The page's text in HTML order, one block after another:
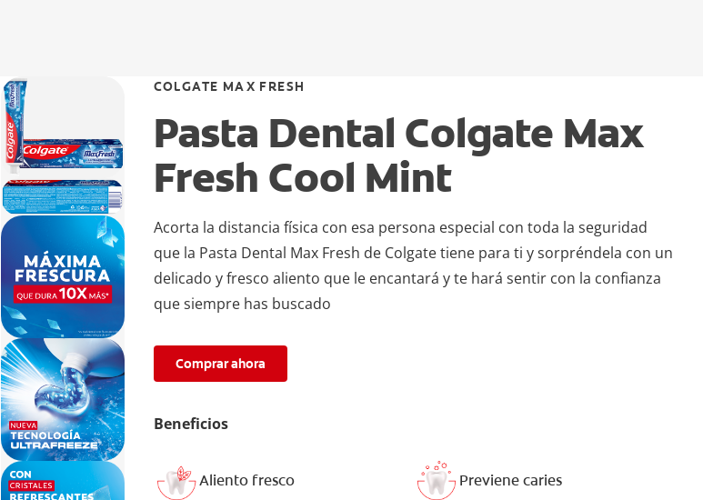
COLGATE MAX FRESH
Pasta Dental Colgate Max
Fresh Cool Mint
Acorta la distancia física con esa persona especial con toda la seguridad
que la Pasta Dental Max Fresh de Colgate tiene para ti y sorpréndela con un
delicado y fresco aliento que le encantará y te hará sentir con la confianza
que siempre has buscado
Comprar ahora
Beneficios
Aliento fresco Previene caries